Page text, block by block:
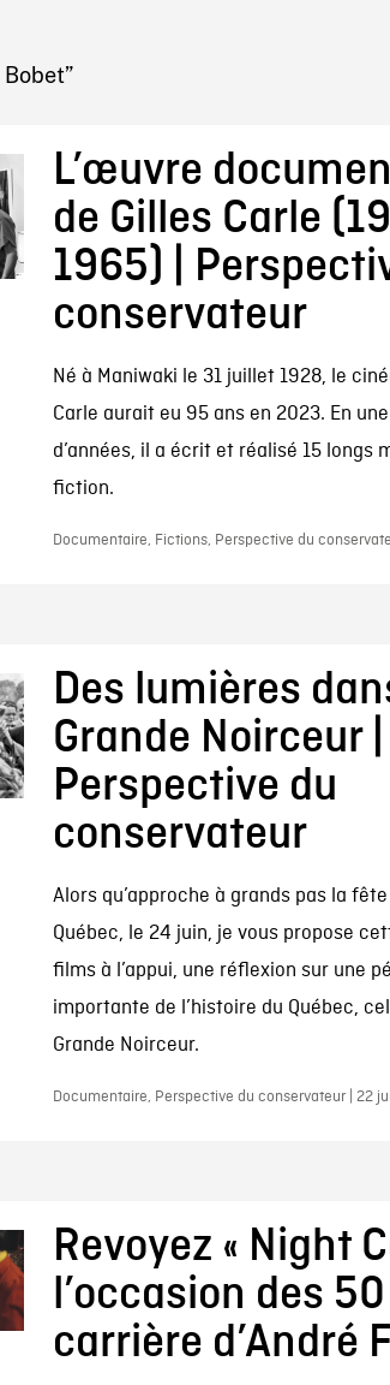
Bobet”
L’œuvre
de Gilles Carle
1965) |
conservateur
Né à Maniwaki le 31 juillet 1928, le
Carle aurait eu 95 ans en 2023. En
d’années, il a écrit et réalisé 15 longs
fiction.
Documentaire, Fictions, Perspective du
Des lumières
Grande Noirceur |
Perspective du
conservateur
Alors qu’approche à grands pas la
Québec, le 24 juin, je vous propose
films à l’appui, une réflexion sur une
importante de l’histoire du Québec,
Grande Noirceur.
Documentaire, Perspective du conservateur | 22
Revoyez « Night
l’occasion des
carrière d’André